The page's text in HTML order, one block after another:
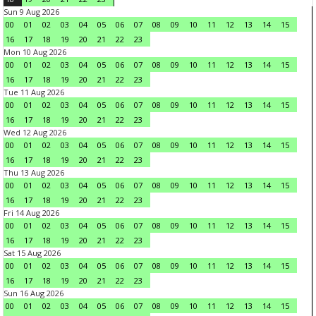
Sun 9 Aug 2026
00
01 02 03 04 05 06 07 08 09 10 11 12 13 14
15
16
17 18 19 20 21 22
23
Mon 10 Aug 2026
00
01 02 03 04 05 06 07 08 09 10 11 12 13 14
15
16
17 18 19 20 21 22
23
Tue 11 Aug 2026
00
01 02 03 04 05 06 07 08 09 10 11 12 13 14
15
16
17 18 19 20 21 22
23
Wed 12 Aug 2026
00
01 02 03 04 05 06 07 08 09 10 11 12 13 14
15
16
17 18 19 20 21 22
23
Thu 13 Aug 2026
00
01 02 03 04 05 06 07 08 09 10 11 12 13 14
15
16
17 18 19 20 21 22
23
Fri 14 Aug 2026
00
01 02 03 04 05 06 07 08 09 10 11 12 13 14
15
16
17 18 19 20 21 22
23
Sat 15 Aug 2026
00
01 02 03 04 05 06 07 08 09 10 11 12 13 14
15
16
17 18 19 20 21 22
23
Sun 16 Aug 2026
00
01 02 03 04 05 06 07 08 09 10 11 12 13 14
15